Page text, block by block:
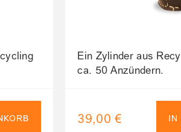
Ein Zylinder aus
ca. 50 Anzündern.
39,00 € IN